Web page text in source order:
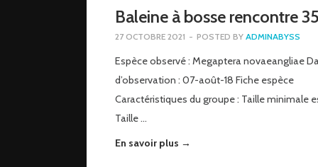
Baleine à bosse rencontre 35
27 OCTOBRE 2021 - POSTED BY ADMINABYSS
Espèce observé : Megaptera novaeangliae
d’observation : 07-août-18 Fiche espèce
Caractéristiques du groupe : Taille minimale
Taille …
En savoir plus →